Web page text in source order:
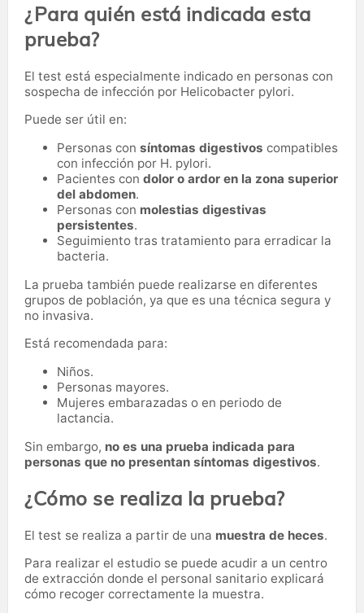
¿Para quién está indicada esta
prueba?
El test está especialmente indicado en personas con
sospecha de infección por Helicobacter pylori.
Puede ser útil en:
Personas con síntomas digestivos compatibles
con infección por H. pylori.
Pacientes con dolor o ardor en la zona superior
del abdomen.
Personas con molestias digestivas
persistentes.
Seguimiento tras tratamiento para erradicar la
bacteria.
La prueba también puede realizarse en diferentes
grupos de población, ya que es una técnica segura y
no invasiva.
Está recomendada para:
Niños.
Personas mayores.
Mujeres embarazadas o en periodo de
lactancia.
Sin embargo, no es una prueba indicada para
personas que no presentan síntomas digestivos.
¿Cómo se realiza la prueba?
El test se realiza a partir de una muestra de heces.
Para realizar el estudio se puede acudir a un centro
de extracción donde el personal sanitario explicará
cómo recoger correctamente la muestra.